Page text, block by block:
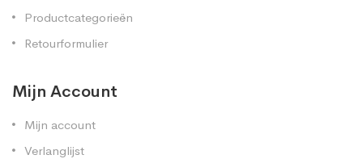
Productcategorieën
Retourformulier
Mijn Account
Mijn account
Verlanglijst